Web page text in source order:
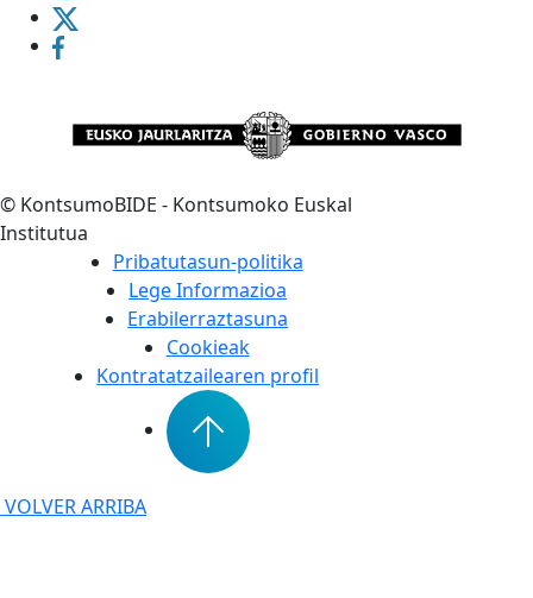
© KontsumoBIDE - Kontsumoko Euskal
Institutua
Pribatutasun-politika
Lege Informazioa
Erabilerraztasuna
Cookieak
Kontratatzailearen profil
VOLVER ARRIBA